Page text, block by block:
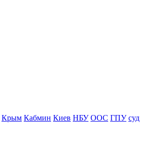
Крым Кабмин Киев НБУ ООС ГПУ суд